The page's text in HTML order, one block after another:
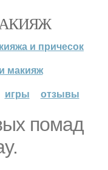
и причесок
макияж
игры отзывы
помад